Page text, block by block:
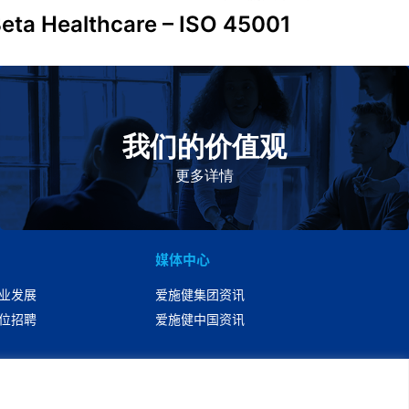
Healthcare – ISO 45001
我们的价值观
更多详情
我们的价值观是爱施健存立和发展的基石。集团上下以
此为指引，为实现集团目标而共同奋斗。
发展
招聘
媒体中心
爱施健集团资讯
爱施健中国资讯